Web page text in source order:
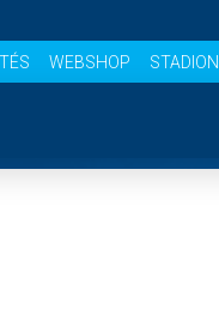
WEBSHOP STADION